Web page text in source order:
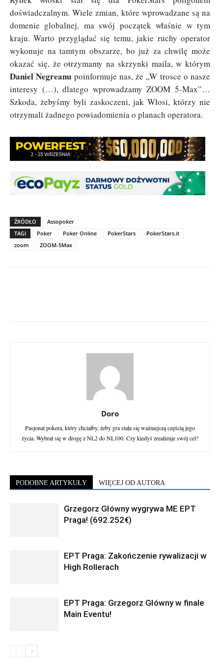
doświadczalnym. Wiele zmian, które wprowadzane są na
domenie globalnej, ma swój początek właśnie w tym
kraju. Warto przyglądać się temu, jakie ruchy operator
wykonuje na tamtym obszarze, bo już za chwilę może
okazać się, że otrzymamy na skrzynki maila, w którym
Daniel Negreanu poinformuje nas, że „W trosce o nasze
interesy (…), dlatego wprowadzamy ZOOM 5-Max”…
Szkoda, żebyśmy byli zaskoczeni, jak Włosi, którzy nie
otrzymali żadnego powiadomienia o planach operatora.
ŹRÓDŁO
Assopoker
TAGI
Poker Poker Online PokerStars
PokerStars.it
zoom
ZOOM-5Max
Doro
Pasjonat pokera, który chciałby, żeby gra stała się ważniejszą częścią jego
życia. Wybrał się w drogę z NL2 do NL100. Czy kiedyś zrealizuje swój cel?
PODOBNE ARTYKUŁY WIĘCEJ OD AUTORA
Grzegorz Główny wygrywa ME EPT
Praga! (692.252€)
EPT Praga: Zakończenie rywalizacji w
High Rollerach
EPT Praga: Grzegorz Główny w finale
Main Eventu!